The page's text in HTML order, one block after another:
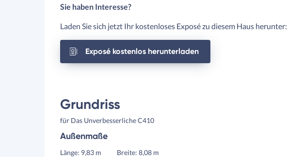
Sie haben Interesse?
Laden Sie sich jetzt Ihr kostenloses Exposé zu diesem Haus herunter:
Exposé kostenlos herunterladen
Grundriss
für Das Unverbesserliche C410
Außenmaße
Länge: 9,83 m Breite: 8,08 m